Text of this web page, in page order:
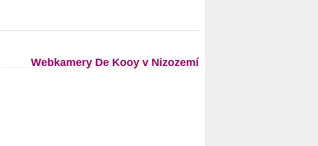
Webkamery De Kooy v Nizozemí